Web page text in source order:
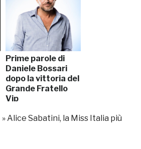
Prime parole di
Daniele Bossari
dopo la vittoria del
Grande Fratello
Vip
» Alice Sabatini, la Miss Italia più